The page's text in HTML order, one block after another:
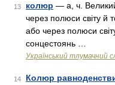
13 колюр — а, ч.
через полюси світу й
або через полюси
сонцестоянь …
Український тлумачний
14 Колюр